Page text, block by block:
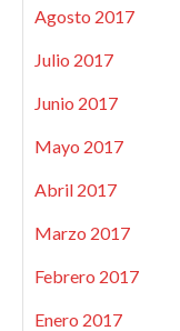
Agosto 2017
Julio 2017
Junio 2017
Mayo 2017
Abril 2017
Marzo 2017
Febrero 2017
Enero 2017